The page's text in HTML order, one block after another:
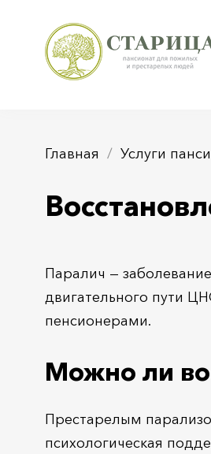
Главная Услуги
Паралич —
двигательного пути
пенсионерами.
Можно ли
Престарелым
психологическая